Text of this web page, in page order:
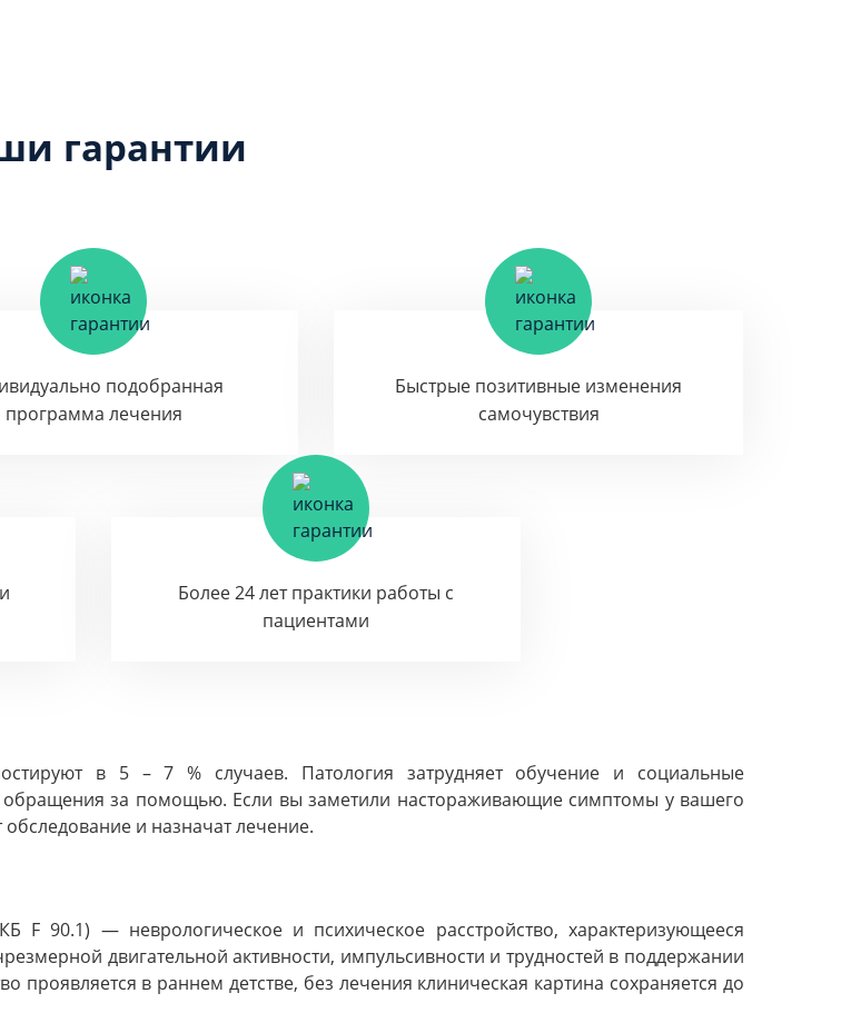
гарантии
подобранная
программа лечения
Быстрые позитивные изменения
самочувствия
Более 24 лет практики работы с
пациентами
в 5 – 7 % случаев. Патология затрудняет обучение и социальные
обращения за помощью. Если вы заметили настораживающие симптомы у вашего
и назначат лечение.
F 90.1) — неврологическое и психическое расстройство, характеризующееся
двигательной активности, импульсивности и трудностей в поддержании
проявляется в раннем детстве, без лечения клиническая картина сохраняется до